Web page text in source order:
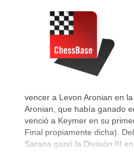
vencer a Levon Aronian en
Aronian, que había ganado
venció a Keymer en su
Final propiamente dicha).
Sarana ganó la División III